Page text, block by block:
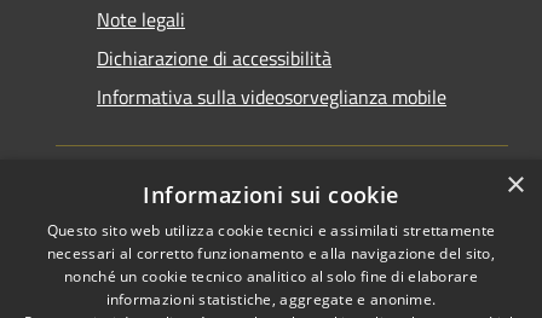
Note legali
Dichiarazione di accessibilità
Informativa sulla videosorveglianza mobile
RSS
Accessibilità
Copyright © 2026 • Comune di
Taranto • Powered by
Municipium•Accesso
×
Informazioni sui cookie
Questo sito web utilizza cookie tecnici e assimilati strettamente
necessari al corretto funzionamento e alla navigazione del sito,
nonché un cookie tecnico analitico al solo fine di elaborare
informazioni statistiche, aggregate e anonime.